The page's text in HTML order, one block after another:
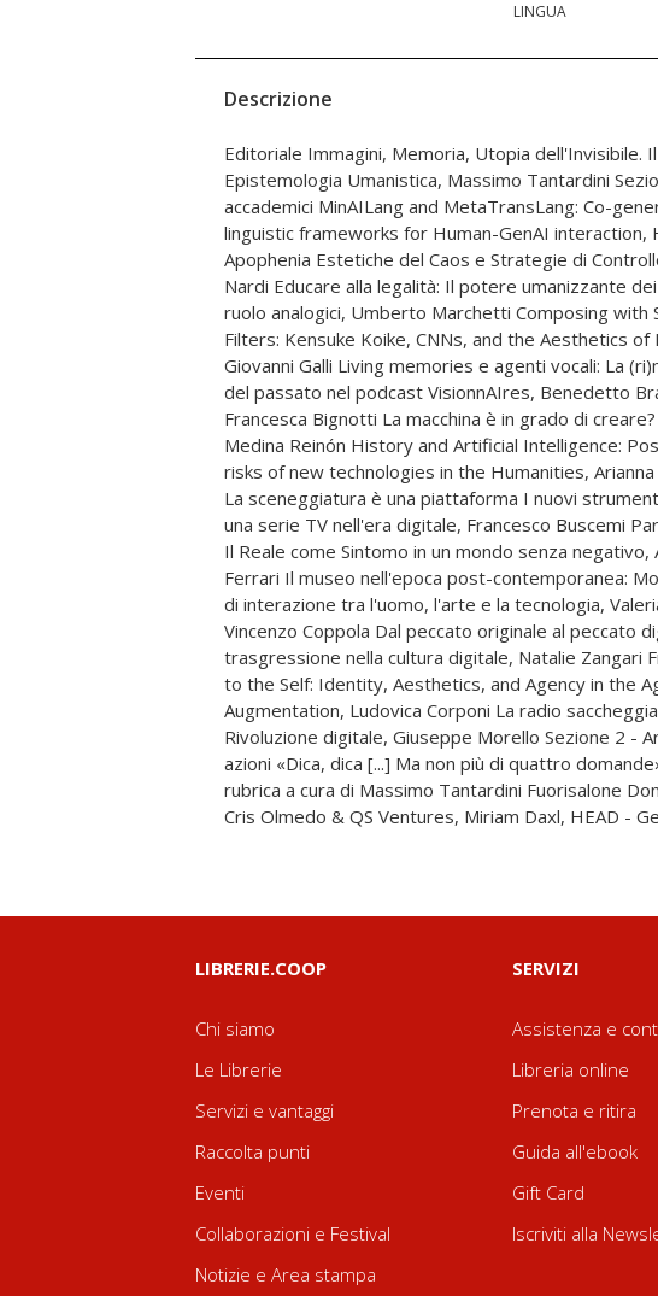
LINGUA
Descrizione
Editoriale Immagini, Memoria, Utopia dell'Invisibile.
Epistemologia Umanistica, Massimo Tantardini
accademici MinAILang and MetaTransLang: Co-
linguistic frameworks for Human-GenAI
Apophenia Estetiche del Caos e Strategie di
Nardi Educare alla legalità: Il potere umanizzante
ruolo analogici, Umberto Marchetti Composing with
Filters: Kensuke Koike, CNNs, and the Aesthetics of
Giovanni Galli Living memories e agenti vocali: La
del passato nel podcast VisionnAIres, Benedetto
Francesca Bignotti La macchina è in grado di
Medina Reinón History and Artificial Intelligence:
risks of new technologies in the Humanities, Arianna
La sceneggiatura è una piattaforma I nuovi
una serie TV nell'era digitale, Francesco Buscemi
Il Reale come Sintomo in un mondo senza negativo,
Ferrari Il museo nell'epoca post-contemporanea:
di interazione tra l'uomo, l'arte e la tecnologia,
Vincenzo Coppola Dal peccato originale al peccato
trasgressione nella cultura digitale, Natalie Zangari
to the Self: Identity, Aesthetics, and Agency in the
Augmentation, Ludovica Corponi La radio
Rivoluzione digitale, Giuseppe Morello Sezione 2 -
azioni «Dica, dica [...] Ma non più di quattro
rubrica a cura di Massimo Tantardini Fuorisalone
Cris Olmedo & QS Ventures, Miriam Daxl, HEAD -
Unfold Domus Academy Chi è cosa?
intelligenze vegetali Giulia Argenziano Genesi
Immaginario onirico e artificiale. Due sistemi in dialogo
Ajello Slack Overflow Rafael Bresciani Being
Studio Il processo dinamico dietro la serie.
Domenico Distilo T-Bomb e Cluster Mat Toan L'estetica
Roberto Pugliese tra tecnologia e
Evangelista Il ritmo della trascendenza. Liminalità,
trasformazione nel confronto tra riti tribali e
Ginevra De Vico The Voice of God Giorgio Tutto è
parla chiaro Maria Luigia Gioffrè Sezione 3 -
contemporaneo Amarcord, per modo di dire
cooperazione di intelligenze artificiali con
Alcune note a partire da una utile provocazione di
Alessandro Pizzo Artività: l'interazione tra arte
nell'addestramento militare immersivo Lorenzo
cultura visuale al centro del dibattito sul rapporto
collettività Marco sorelli Non si paga per avere
cose Ginevra Laganza Umani Telmo Pievani Il
con noi Franca D'Agostini Chi decide l'etica dell'IA
misura umana dell'intelligenza artificiale
Architettura, il futuro dell'abitarepassa da
Alessandro Beltrami Scienza e arte Alcune
bibliografiche Marco Sorelli Mondi possibili Convegno
LIBRERIE.COOP
Chi siamo
Le Librerie
Servizi e vantaggi
Raccolta punti
Eventi
Collaborazioni e Festival
Notizie e Area stampa
SERVIZI
Assistenza e
Libreria online
Prenota e ritira
Guida all'ebook
Gift Card
Iscriviti alla